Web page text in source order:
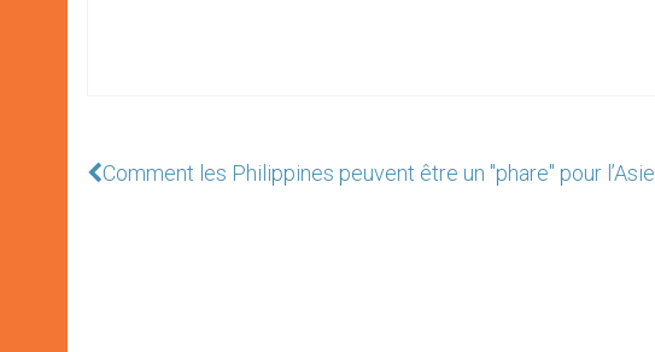
Comment les Philippines peuvent être un "phare" pour l’Asie